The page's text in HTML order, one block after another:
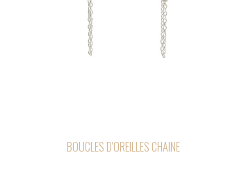
BOUCLES D'OREILLES CHAINE